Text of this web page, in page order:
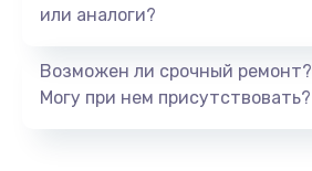
или аналоги?
Возможен ли срочный ремонт?
Могу при нем присутствовать?